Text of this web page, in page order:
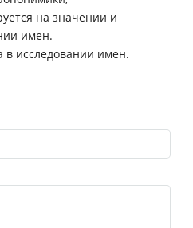
на значении и
имен.
в исследовании имен.